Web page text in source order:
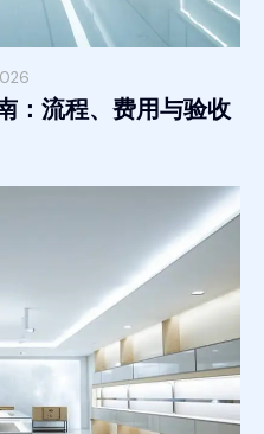
：流程、费用与验收